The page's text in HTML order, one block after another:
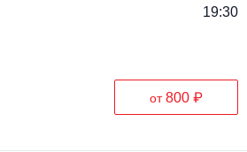
19:30
от800 ₽